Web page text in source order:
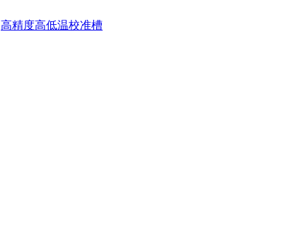
高精度高低温校准槽